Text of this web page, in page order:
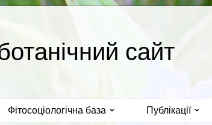
сайт
Фітосоціологічна база Публікації